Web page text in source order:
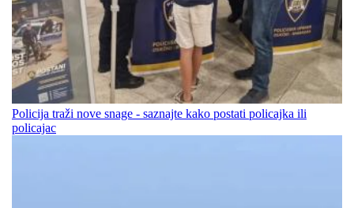
Policija traži nove snage - saznajte kako postati policajka ili
policajac